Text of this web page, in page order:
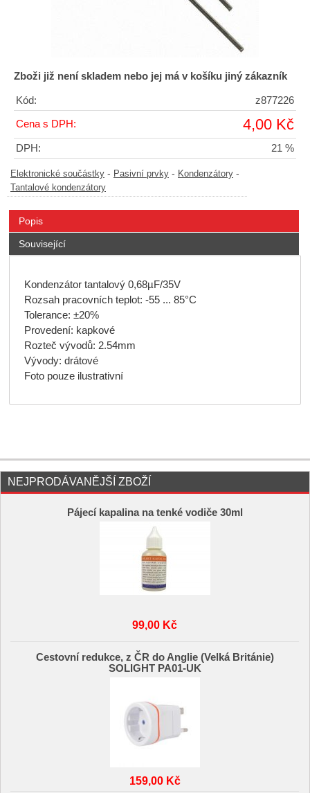
Zboži již není skladem nebo jej má v košíku jiný zákazník
Kód: z877226
Cena s DPH: 4,00 Kč
DPH: 21 %
Elektronické součástky - Pasivní prvky - Kondenzátory -
Tantalové kondenzátory
Popis
Související
Kondenzátor tantalový 0,68µF/35V
Rozsah pracovních teplot: -55 ... 85°C
Tolerance: ±20%
Provedení: kapkové
Rozteč vývodů: 2.54mm
Vývody: drátové
Foto pouze ilustrativní
NEJPRODÁVANĚJŠÍ ZBOŽÍ
Pájecí kapalina na tenké vodiče 30ml
99,00 Kč
Cestovní redukce, z ČR do Anglie (Velká Británie)
SOLIGHT PA01-UK
159,00 Kč